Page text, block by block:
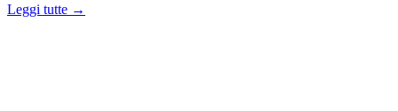
Leggi tutte →